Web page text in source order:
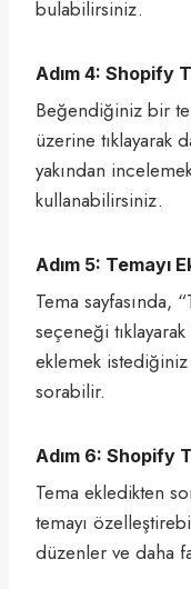
bulabilirsiniz.
Adım 4: Shopify
Beğendiğiniz bir
üzerine tıklayarak
yakından
kullanabilirsiniz.
Adım 5: Temayı
Tema sayfasında,
seçeneği
eklemek istediğiniz
sorabilir.
Adım 6: Shopify
Tema ekledikten
temayı
düzenler ve daha